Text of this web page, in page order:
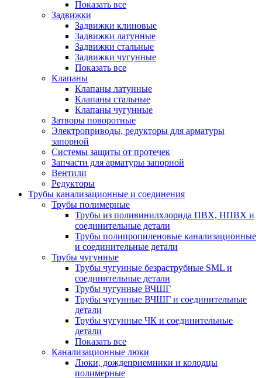
Показать все
Задвижки
Задвижки клиновые
Задвижки латунные
Задвижки стальные
Задвижки чугунные
Показать все
Клапаны
Клапаны латунные
Клапаны стальные
Клапаны чугунные
Затворы поворотные
Электроприводы, редукторы для арматуры
запорной
Системы защиты от протечек
Запчасти для арматуры запорной
Вентили
Редукторы
Трубы канализационные и соединения
Трубы полимерные
Трубы из поливинилхлорида ПВХ, НПВХ и
соединительные детали
Трубы полипропиленовые канализационные
и соединительные детали
Трубы чугунные
Трубы чугунные безраструбные SML и
соединительные детали
Трубы чугунные ВЧШГ
Трубы чугунные ВЧШГ и соединительные
детали
Трубы чугунные ЧК и соединительные
детали
Показать все
Канализационные люки
Люки, дождеприемники и колодцы
полимерные